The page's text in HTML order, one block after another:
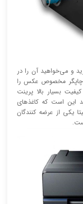
و می‌خواهید آن را در
چاپگر مخصوص عکس را
بسیار بالا پرینت
این است که کاغذ‌های
یکی از عرضه کنندگان